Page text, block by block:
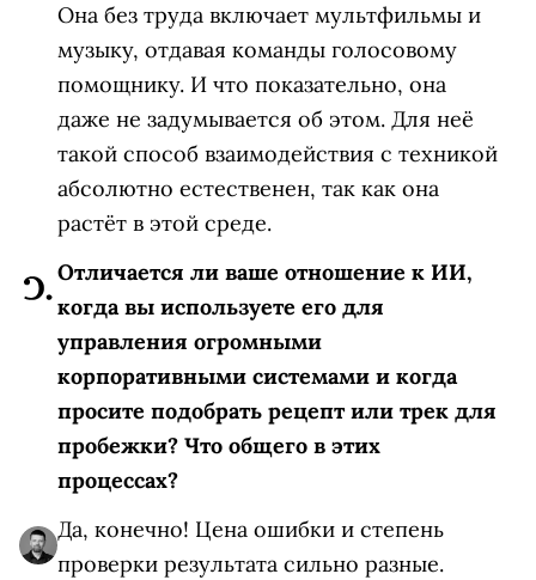
Она без труда включает мультфильмы и
музыку, отдавая команды голосовому
помощнику. И что показательно, она
даже не задумывается об этом. Для неё
такой способ взаимодействия с техникой
абсолютно естественен, так как она
растёт в этой среде.
Отличается ли ваше отношение к ИИ,
когда вы используете его для
управления огромными
корпоративными системами и когда
просите подобрать рецепт или трек для
пробежки? Что общего в этих
процессах?
Да, конечно! Цена ошибки и степень
проверки результата сильно разные.